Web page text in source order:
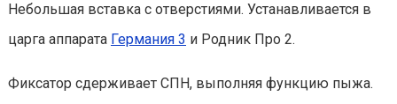
Небольшая вставка с отверстиями. Устанавливается в
царга аппарата Германия 3 и Родник Про 2.
Фиксатор сдерживает СПН, выполняя функцию пыжа.